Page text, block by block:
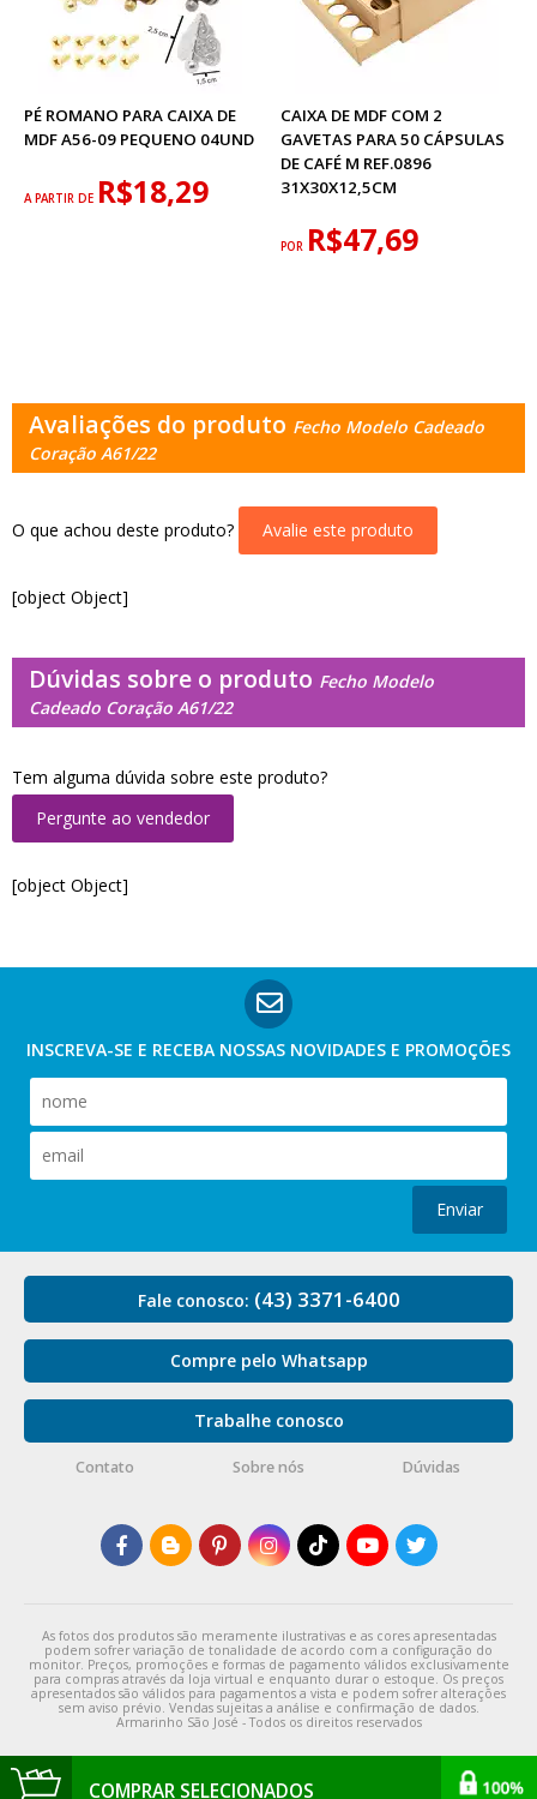
COMPRAR SELECIONADOS
PÉ ROMANO PARA CAIXA DE
MDF A56-09 PEQUENO 04UND
A PARTIR DE R$18,29
CAIXA DE MDF COM 2
GAVETAS PARA 50 CÁPSULAS
DE CAFÉ M REF.0896
31X30X12,5CM
POR R$47,69
Avaliações do produto Fecho Modelo Cadeado
Coração A61/22
O que achou deste produto? Avalie este produto
[object Object]
Dúvidas sobre o produto Fecho Modelo
Cadeado Coração A61/22
Tem alguma dúvida sobre este produto?
Pergunte ao vendedor
[object Object]
INSCREVA-SE E RECEBA NOSSAS NOVIDADES E PROMOÇÕES
Enviar
Fale conosco: (43) 3371-6400
Compre pelo Whatsapp
Trabalhe conosco
Contato Sobre nós Dúvidas
As fotos dos produtos são meramente ilustrativas e as cores apresentadas
podem sofrer variação de tonalidade de acordo com a configuração do
monitor. Preços, promoções e formas de pagamento válidos exclusivamente
para compras através da loja virtual e enquanto durar o estoque. Os preços
apresentados são válidos para pagamentos a vista e podem sofrer alterações
sem aviso prévio. Vendas sujeitas a análise e confirmação de dados.
Armarinho São José - Todos os direitos reservados